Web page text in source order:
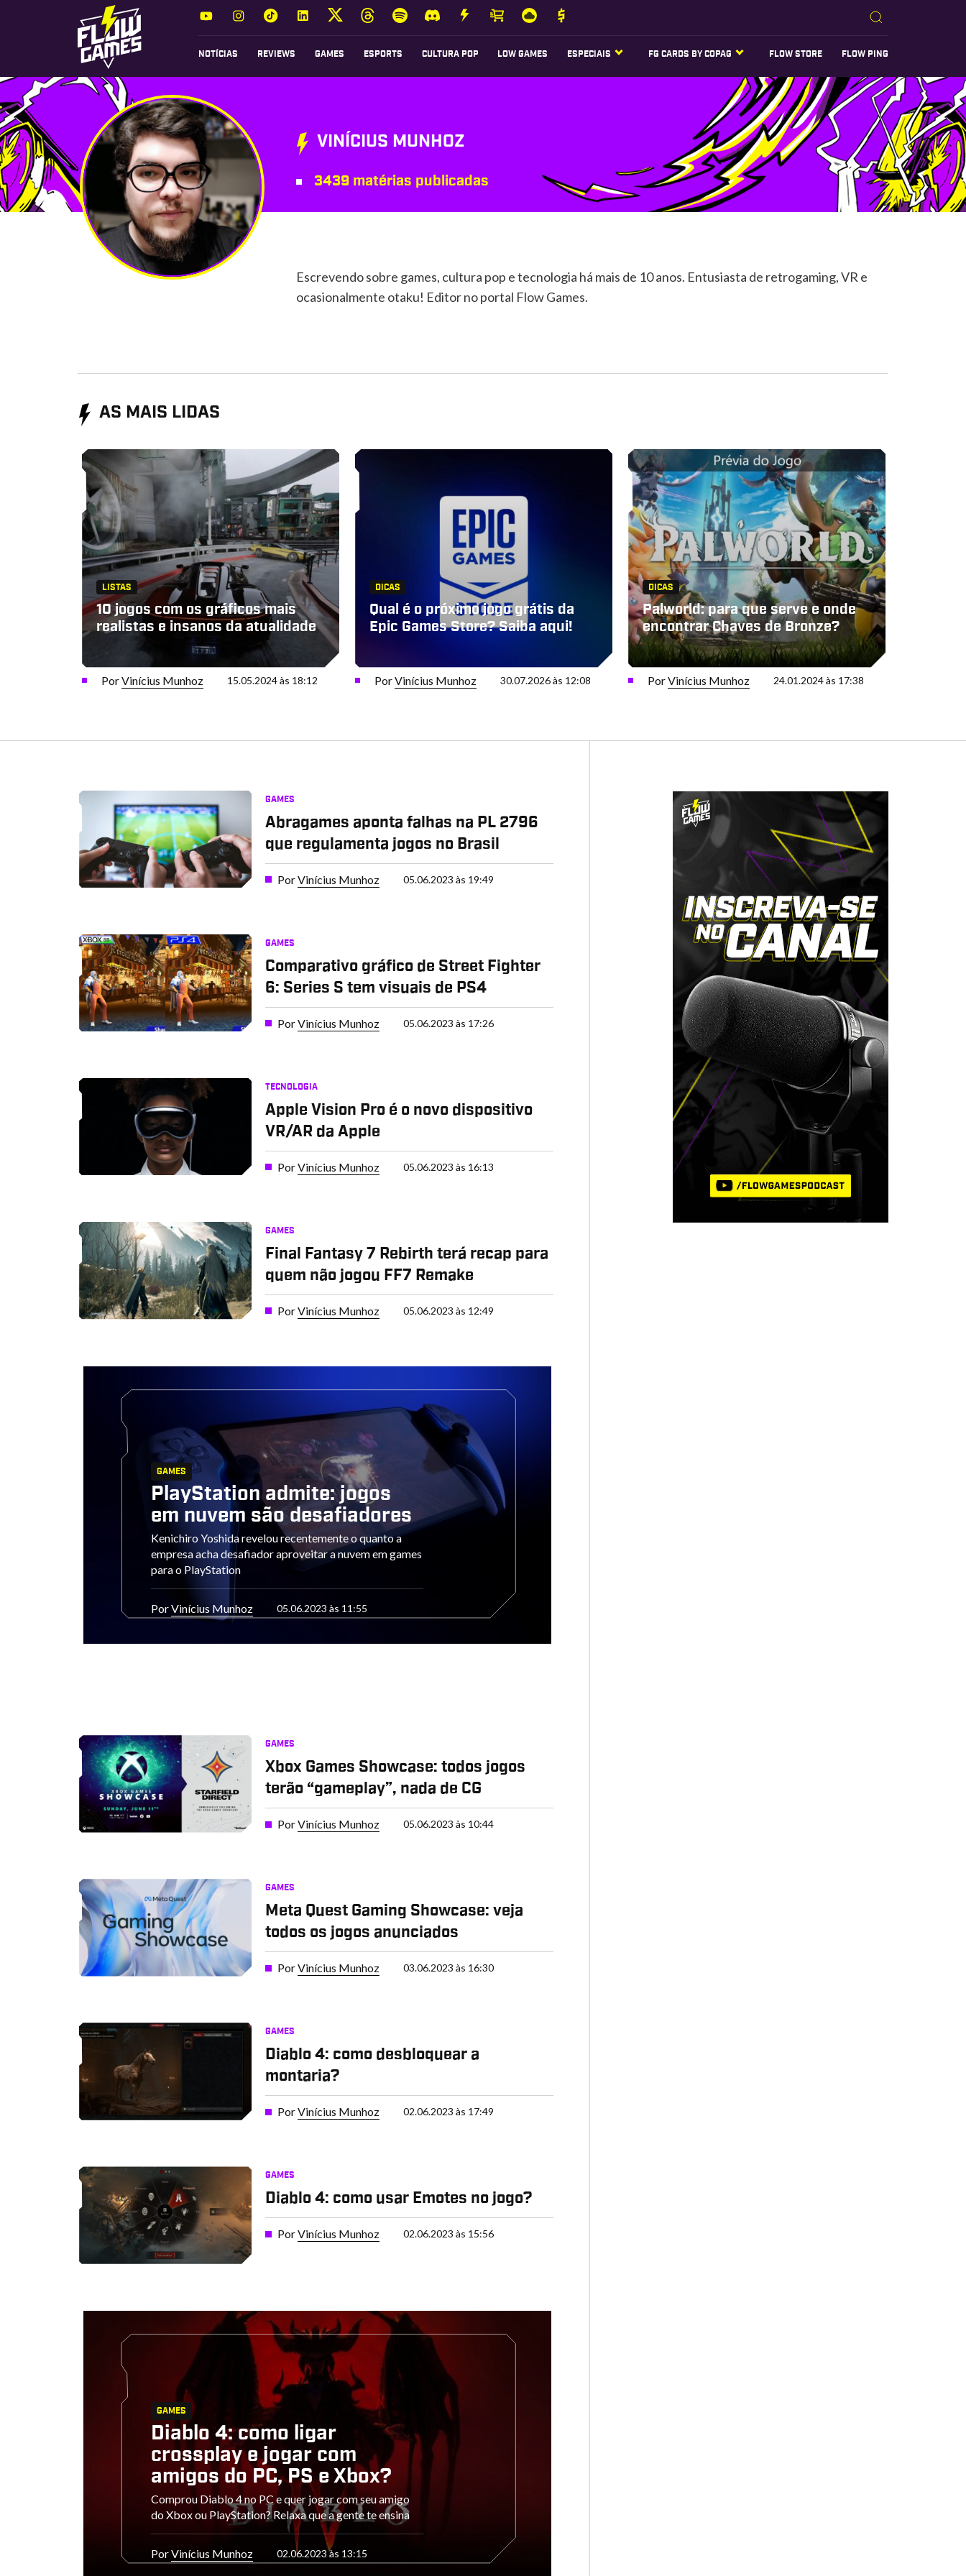
NOTÍCIAS REVIEWS GAMES ESPORTS CULTURA POP LOW GAMES ESPECIAIS FG CARDS BY COPAG FLOW STORE FLOW PING
VINÍCIUS MUNHOZ
3439 matérias publicadas
Escrevendo sobre games, cultura pop e tecnologia há mais de 10 anos. Entusiasta de retrogaming, VR e
ocasionalmente otaku! Editor no portal Flow Games.
AS MAIS LIDAS
LISTAS
10 jogos com os gráficos mais
realistas e insanos da atualidade
PorVinícius Munhoz 15.05.2024 às 18:12
DICAS
Qual é o próximo jogo grátis da
Epic Games Store? Saiba aqui!
PorVinícius Munhoz 30.07.2026 às 12:08
DICAS
Palworld: para que serve e onde
encontrar Chaves de Bronze?
PorVinícius Munhoz 24.01.2024 às 17:38
GAMES
Abragames aponta falhas na PL 2796
que regulamenta jogos no Brasil
PorVinícius Munhoz 05.06.2023 às 19:49
GAMES
Comparativo gráfico de Street Fighter
6: Series S tem visuais de PS4
PorVinícius Munhoz 05.06.2023 às 17:26
TECNOLOGIA
Apple Vision Pro é o novo dispositivo
VR/AR da Apple
PorVinícius Munhoz 05.06.2023 às 16:13
GAMES
Final Fantasy 7 Rebirth terá recap para
quem não jogou FF7 Remake
PorVinícius Munhoz 05.06.2023 às 12:49
GAMES
PlayStation admite: jogos
em nuvem são desafiadores
Kenichiro Yoshida revelou recentemente o quanto a
empresa acha desafiador aproveitar a nuvem em games
para o PlayStation
PorVinícius Munhoz 05.06.2023 às 11:55
GAMES
Xbox Games Showcase: todos jogos
terão “gameplay”, nada de CG
PorVinícius Munhoz 05.06.2023 às 10:44
GAMES
Meta Quest Gaming Showcase: veja
todos os jogos anunciados
PorVinícius Munhoz 03.06.2023 às 16:30
GAMES
Diablo 4: como desbloquear a
montaria?
PorVinícius Munhoz 02.06.2023 às 17:49
GAMES
Diablo 4: como usar Emotes no jogo?
PorVinícius Munhoz 02.06.2023 às 15:56
GAMES
Diablo 4: como ligar
crossplay e jogar com
amigos do PC, PS e Xbox?
Comprou Diablo 4 no PC e quer jogar com seu amigo
do Xbox ou PlayStation? Relaxa que a gente te ensina
PorVinícius Munhoz 02.06.2023 às 13:15